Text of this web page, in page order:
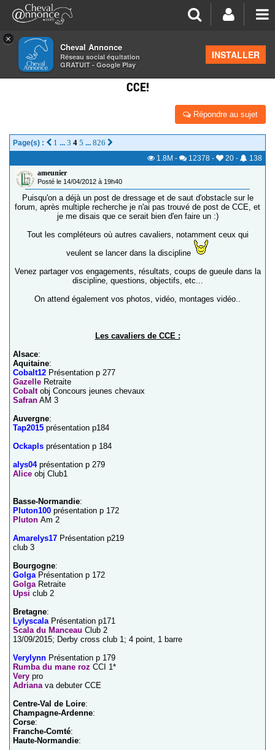
×
Cheval Annonce
Réseau social équitation
GRATUIT - Google Play
INSTALLER
>Concours cheval
POST DES CAVALIERS DE CONCOURS COMPLET /
CCE!
Répondre au sujet
Page(s) : 1 ... 3 4 5 ... 826
1.8M - 12378 - 20 -
138
ameunier
Posté le 14/04/2012 à 19h40
Puisqu'on a déjà un post de dressage et de saut d'obstacle sur le
forum, après multiple recherche je n'ai pas trouvé de post de CCE, et
je me disais que ce serait bien d'en faire un :)
Tout les compléteurs où autres cavaliers, notamment ceux qui
veulent se lancer dans la discipline
Venez partager vos engagements, résultats, coups de gueule dans la
discipline, questions, objectifs, etc...
On attend également vos photos, vidéo, montages vidéo..
Les cavaliers de CCE :
Alsace:
Aquitaine:
Cobalt12 Présentation p 277
Gazelle Retraite
Cobaltobj Concours jeunes chevaux
Safran AM 3
Auvergne:
Tap2015 présentation p184
Ockapls présentation p 184
alys04présentation p 279
Alice obj Club1
Basse-Normandie:
Pluton100 présentation p 172
Pluton Am 2
Amarelys17 Présentation p219
club 3
Bourgogne:
GolgaPrésentation p 172
Golga Retraite
Upsi club 2
Bretagne:
LylyscalaPrésentation p171
Scala du Manceau Club 2
13/09/2015; Derby cross club 1; 4 point, 1 barre
Verylynn Présentation p 179
Rumba du mane roz CCI 1*
Very pro
Adrianava debuter CCE
Centre-Val de Loire:
Champagne-Ardenne:
Corse:
Franche-Comté:
Haute-Normandie: